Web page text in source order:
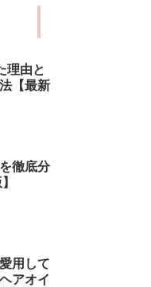
理由と
【最新
徹底分
用して
アオイ